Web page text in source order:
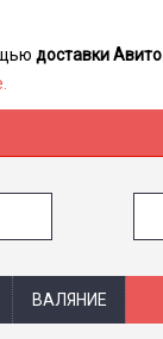
доставки Авито.
ВАЛЯНИЕ